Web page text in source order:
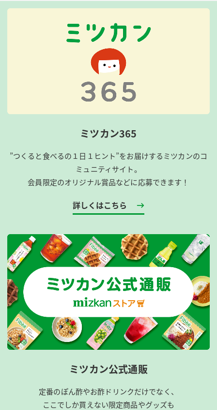
ミツカン365
”つくると食べるの１日１ヒント”をお届けするミツカンのコ
ミュニティサイト。
会員限定のオリジナル賞品などに応募できます！
詳しくはこちら
ミツカン公式通販
定番のぽん酢やお酢ドリンクだけでなく、
ここでしか買えない限定商品やグッズも